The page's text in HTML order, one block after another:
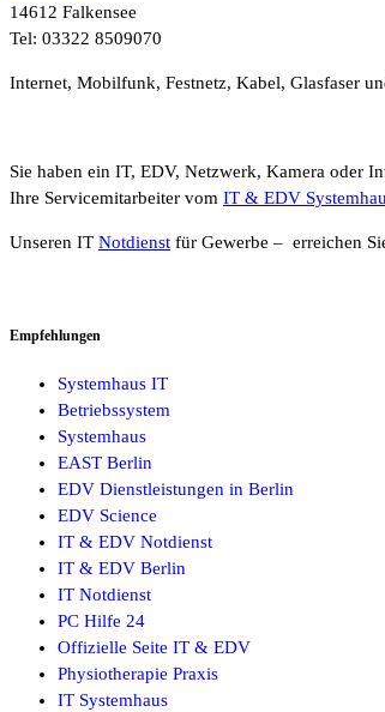
14612 Falkensee
Tel: 03322 8509070
Internet, Mobilfunk, Festnetz, Kabel, Glasfaser
Sie haben ein IT, EDV, Netzwerk, Kamera oder
Ihre Servicemitarbeiter vom IT & EDV
Unseren IT Notdienst für Gewerbe – erreichen
Empfehlungen
Systemhaus IT
Betriebssystem
Systemhaus
EAST Berlin
EDV Dienstleistungen in Berlin
EDV Science
IT & EDV Notdienst
IT & EDV Berlin
IT Notdienst
PC Hilfe 24
Offizielle Seite IT & EDV
Physiotherapie Praxis
IT Systemhaus